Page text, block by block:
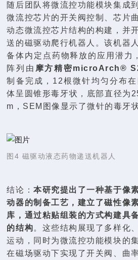
随后团队将微流控功能模块集成
微流控芯片的开关阀控制、芯片
动态微流控芯片结构的构建，并
送的磁驱动爬行机器人。该机器
备体内定点药物释放的应用潜力
阵列由 摩方精密microArch®
制备完成，12根微针均匀分布
体呈圆锥形毒牙状，底部直径为
m，SEM图像显示了微针的毒牙
图4 磁驱动液态药物递送机器人
结论：本研究提出了一种基于像
动器的制备工艺，建立了磁性像
库，通过粘贴组装的方式构建具
的结构。这些结构展现了多样化
运动，同时为微流控功能模块的
在磁场驱动下实现了开关阀、曲